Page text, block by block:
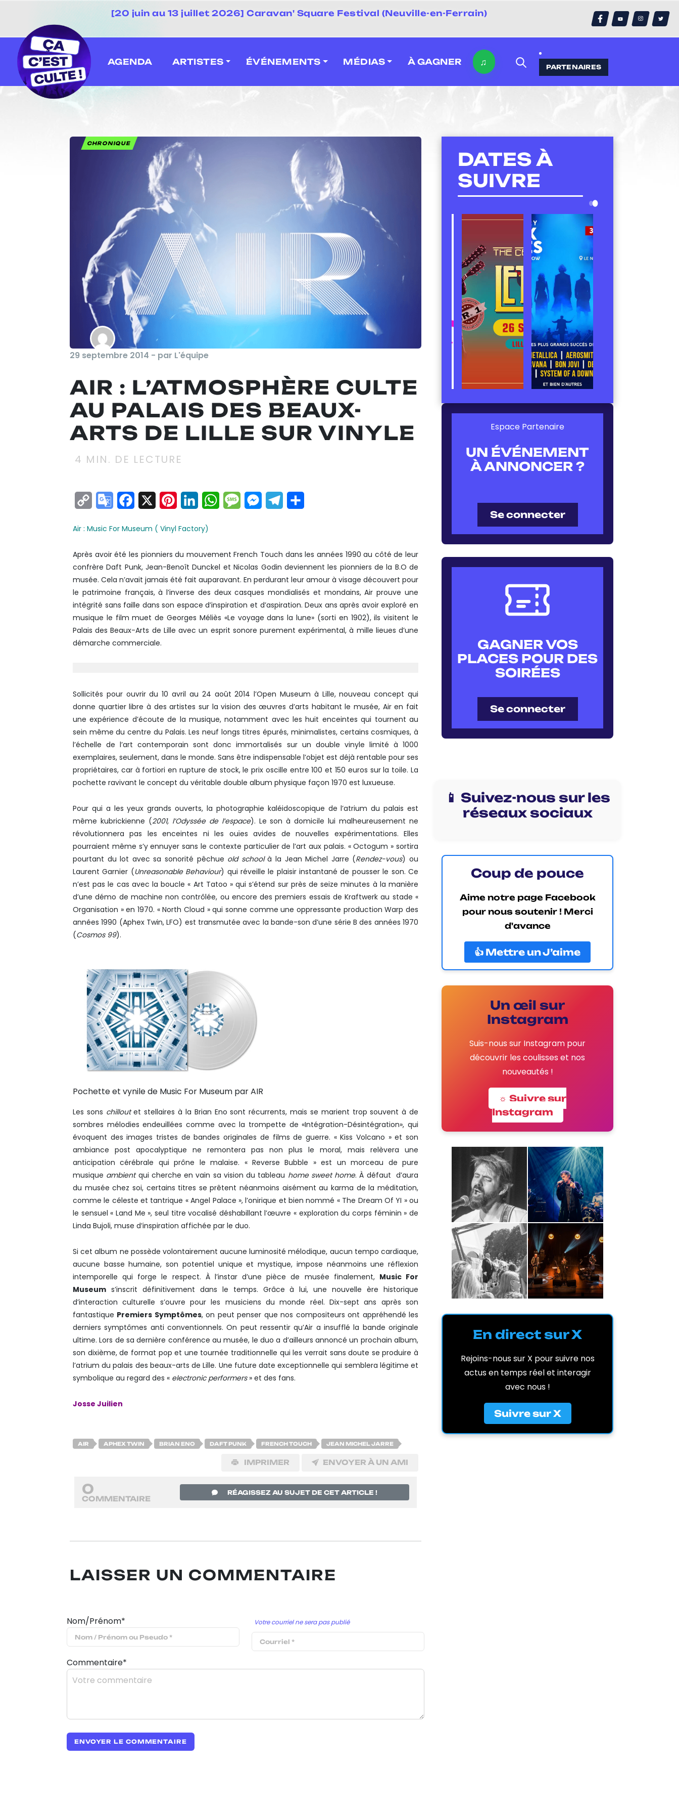
[20 juin au 13 juillet 2026] Caravan' Square Festival (Neuville-en-Ferrain)
AGENDA ARTISTES ÉVÉNEMENTS MÉDIAS À GAGNER ♫ PARTENAIRES
CHRONIQUE
29 septembre 2014 - par L'équipe
AIR : L’ATMOSPHÈRE CULTE
AU PALAIS DES BEAUX-
ARTS DE LILLE SUR VINYLE
4 MIN. DE LECTURE
Copy GoogleFacebook
X Pinterest
LinkedInWhatsApp
MessageMessenger
Telegram
Air : Music For Museum ( Vinyl Factory)
Après avoir été les pionniers du mouvement French Touch dans les années 1990 au côté de leur
confrère Daft Punk, Jean-Benoît Dunckel et Nicolas Godin deviennent les pionniers de la B.O de
musée. Cela n’avait jamais été fait auparavant. En perdurant leur amour à visage découvert pour
le patrimoine français, à l’inverse des deux casques mondialisés et mondains, Air prouve une
intégrité sans faille dans son espace d’inspiration et d’aspiration. Deux ans après avoir exploré en
musique le film muet de Georges Méliès «Le voyage dans la lune» (sorti en 1902), ils visitent le
Palais des Beaux-Arts de Lille avec un esprit sonore purement expérimental, à mille lieues d’une
démarche commerciale.
Sollicités pour ouvrir du 10 avril au 24 août 2014 l’Open Museum à Lille, nouveau concept qui
donne quartier libre à des artistes sur la vision des œuvres d’arts habitant le musée, Air en fait
une expérience d’écoute de la musique, notamment avec les huit enceintes qui tournent au
sein même du centre du Palais. Les neuf longs titres épurés, minimalistes, certains cosmiques, à
l’échelle de l’art contemporain sont donc immortalisés sur un double vinyle limité à 1000
exemplaires, seulement, dans le monde. Sans être indispensable l’objet est déjà rentable pour ses
propriétaires, car à fortiori en rupture de stock, le prix oscille entre 100 et 150 euros sur la toile. La
pochette ravivant le concept du véritable double album physique façon 1970 est luxueuse.
Pour qui a les yeux grands ouverts, la photographie kaléidoscopique de l’atrium du palais est
même kubrickienne (2001, l’Odyssée de l’espace). Le son à domicile lui malheureusement ne
révolutionnera pas les enceintes ni les ouïes avides de nouvelles expérimentations. Elles
pourraient même s’y ennuyer sans le contexte particulier de l’art aux palais. « Octogum » sortira
pourtant du lot avec sa sonorité pêchue old schoolà la Jean Michel Jarre (Rendez-vous) ou
Laurent Garnier (Unreasonable Behaviour) qui réveille le plaisir instantané de pousser le son. Ce
n’est pas le cas avec la boucle « Art Tatoo » qui s’étend sur près de seize minutes à la manière
d’une démo de machine non contrôlée, ou encore des premiers essais de Kraftwerk au stade «
Organisation » en 1970. « North Cloud » qui sonne comme une oppressante production Warp des
années 1990 (Aphex Twin, LFO) est transmutée avec la bande-son d’une série B des années 1970
(Cosmos 99).
Pochette et vynile de Music For Museum par AIR
Les sons chilloutet stellaires à la Brian Eno sont récurrents, mais se marient trop souvent à de
sombres mélodies endeuillées comme avec la trompette de «Intégration-Désintégration», qui
évoquent des images tristes de bandes originales de films de guerre. « Kiss Volcano » et son
ambiance post apocalyptique ne remontera pas non plus le moral, mais relèvera une
anticipation cérébrale qui prône le malaise. « Reverse Bubble » est un morceau de pure
musique ambientqui cherche en vain sa vision du tableau home sweet home. À défaut d’aura
du musée chez soi, certains titres se prêtent néanmoins aisément au karma de la méditation,
comme le céleste et tantrique « Angel Palace », l’onirique et bien nommé « The Dream Of YI » ou
le sensuel « Land Me », seul titre vocalisé déshabillant l’œuvre « exploration du corps féminin » de
Linda Bujoli, muse d’inspiration affichée par le duo.
Si cet album ne possède volontairement aucune luminosité mélodique, aucun tempo cardiaque,
aucune basse humaine, son potentiel unique et mystique, impose néanmoins une réflexion
intemporelle qui forge le respect. À l’instar d’une pièce de musée finalement, Music For
Museum s’inscrit définitivement dans le temps. Grâce à lui, une nouvelle ère historique
d’interaction culturelle s’ouvre pour les musiciens du monde réel. Dix-sept ans après son
fantastique Premiers Symptômes, on peut penser que nos compositeurs ont appréhendé les
derniers symptômes anti conventionnels. On peut ressentir qu’Air a insufflé la bande originale
ultime. Lors de sa dernière conférence au musée, le duo a d’ailleurs annoncé un prochain album,
son dixième, de format pop et une tournée traditionnelle qui les verrait sans doute se produire à
l’atrium du palais des beaux-arts de Lille. Une future date exceptionnelle qui semblera légitime et
symbolique au regard des « electronic performers» et des fans.
Josse Juilien
AIR APHEX TWIN BRIAN ENO DAFT PUNK FRENCH TOUCH JEAN MICHEL JARRE
IMPRIMER ENVOYER À UN AMI
0
COMMENTAIRE
RÉAGISSEZ AU SUJET DE CET ARTICLE !
LAISSER UN COMMENTAIRE
Nom/Prénom* Votre courriel ne sera pas publié
Commentaire*
DATES À
SUIVRE
Espace Partenaire
UN ÉVÉNEMENT
À ANNONCER ?
Se connecter
GAGNER VOS
PLACES POUR DES
SOIRÉES
Se connecter
📱 Suivez-nous sur les
réseaux sociaux
Coup de pouce
Aime notre page Facebook
pour nous soutenir ! Merci
d'avance
👍 Mettre un J’aime
Un œil sur
Instagram
Suis-nous sur Instagram pour
découvrir les coulisses et nos
nouveautés !
☼ Suivre sur
Instagram
En direct sur X
Rejoins-nous sur X pour suivre nos
actus en temps réel et interagir
avec nous !
Suivre sur X